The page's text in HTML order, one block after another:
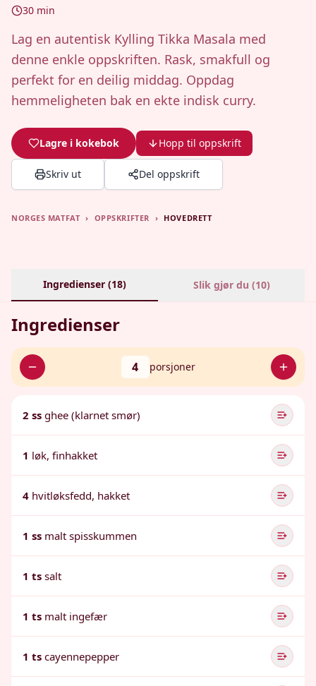
30 min
Lag en autentisk Kylling Tikka Masala med
denne enkle oppskriften. Rask, smakfull og
perfekt for en deilig middag. Oppdag
hemmeligheten bak en ekte indisk curry.
Lagre i kokebok Hopp til oppskrift
Skriv ut Del oppskrift
NORGES MATFAT › OPPSKRIFTER › HOVEDRETT
Ingredienser (18) Slik gjør du (10)
Ingredienser
4 porsjoner
2 ss ghee (klarnet smør)
1 løk, finhakket
4 hvitløksfedd, hakket
1 ss malt spisskummen
1 ts salt
1 ts malt ingefær
1 ts cayennepepper